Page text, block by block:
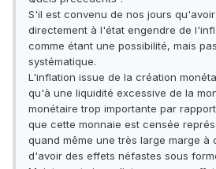
S'il est convenu de nos jours
directement à l'état engendre de
comme étant une possibilité, mais
systématique.
L'inflation issue de la création
qu'à une liquidité excessive de la
monétaire trop importante par
que cette monnaie est censée
quand même une très large marge à
d'avoir des effets néfastes sous